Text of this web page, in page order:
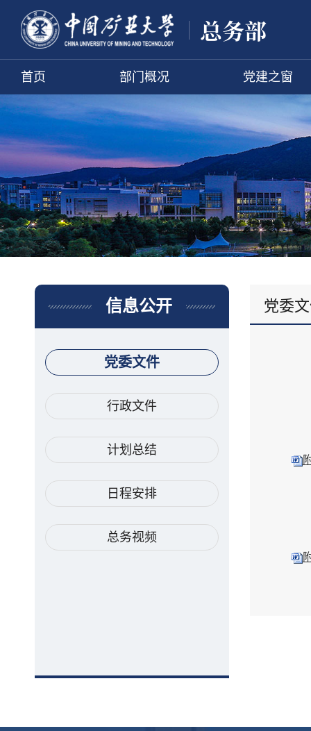
首页 部门概况 党建之窗
信息公开
党委文件
行政文件
计划总结
日程安排
总务视频
党委